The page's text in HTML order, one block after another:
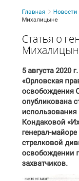
Главная Новости
Михалицыне
Статья о
5 августа 2020
«Орловская
освобождения
опубликована
Кондаковой
генерал-
стрелковой
освобождении
захватчиков.